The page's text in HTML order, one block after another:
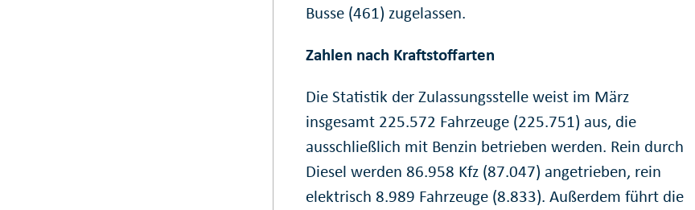
Busse (461) zugelassen.
Zahlen nach Kraftstoffarten
Die Statistik der Zulassungsstelle weist im März
insgesamt 225.572 Fahrzeuge (225.751) aus, die
ausschließlich mit Benzin betrieben werden. Rein durch
Diesel werden 86.958 Kfz (87.047) angetrieben, rein
elektrisch 8.989 Fahrzeuge (8.833). Außerdem führt die